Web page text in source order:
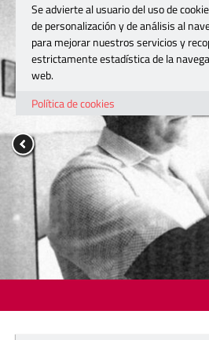
Se advierte al usuario del uso de
de personalización y de análisis al
para mejorar nuestros servicios y
estrictamente estadística de la
web.
Política de cookies